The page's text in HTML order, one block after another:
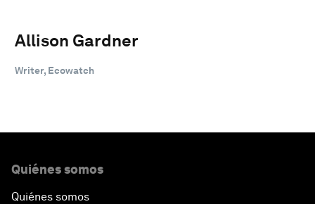
Allison Gardner
Writer, Ecowatch
Quiénes somos
Quiénes somos